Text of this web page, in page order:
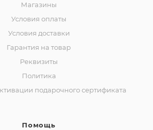
Магазины
Условия оплаты
Условия доставки
Гарантия на товар
Реквизиты
Политика
подарочного сертификата
Помощь